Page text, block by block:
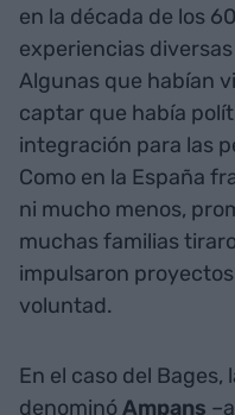
en la década de los
experiencias
Algunas que habían
captar que había
integración para las
Como en la España
ni mucho menos,
muchas familias
impulsaron
voluntad.
En el caso del Bages,
denominóAmpans